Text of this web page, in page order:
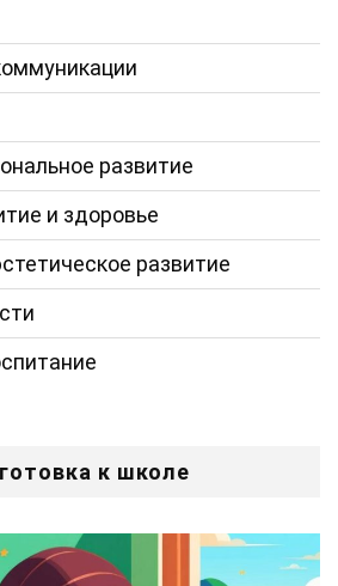
развитие
и здоровье
развитие
к школе